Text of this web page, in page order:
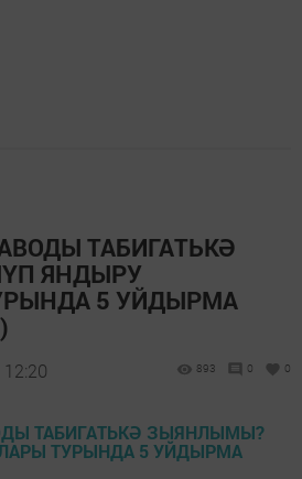
ТАБИГАТЬКӘ
ЯНДЫРУ
5 УЙДЫРМА
893 0 0